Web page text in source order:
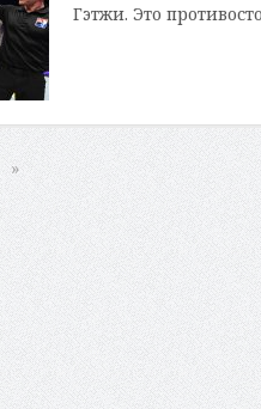
Гэтжи. Это
»